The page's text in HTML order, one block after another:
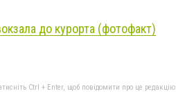
до курорта (фотофакт)
Ctrl + Enter, щоб повідомити про це редакцію